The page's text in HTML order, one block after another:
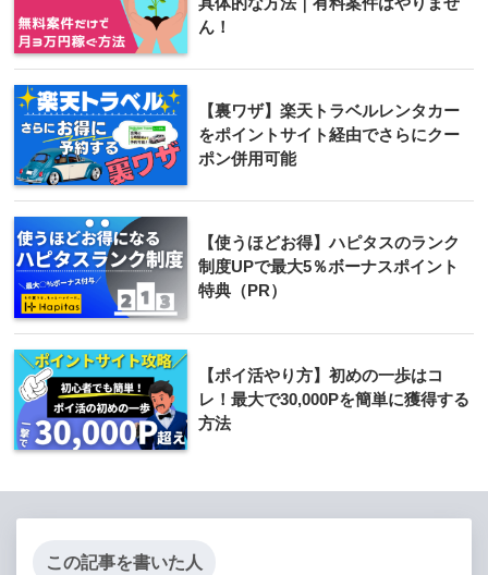
ん！
【裏ワザ】楽天トラベルレンタカー
をポイントサイト経由でさらにクー
ポン併用可能
【使うほどお得】ハピタスのランク
制度UPで最大5％ボーナスポイント
特典（PR）
【ポイ活やり方】初めの一歩はコ
レ！最大で30,000Pを簡単に獲得する
方法
この記事を書いた人